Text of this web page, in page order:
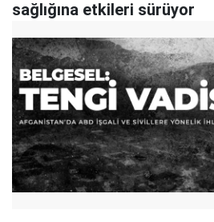
sağlığına etkileri sürüyor